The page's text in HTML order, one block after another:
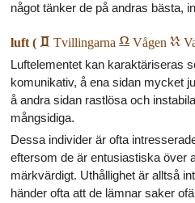
något tänker de på andras bästa,
luft ( c Tvillingarna g Vågen k
Luftelementet kan karaktäriseras
komunikativ, å ena sidan mycket
å andra sidan rastlösa och
mångsidiga.
Dessa individer är ofta
eftersom de är entusiastiska över
märkvärdigt. Uthållighet är alltså
händer ofta att de lämnar saker